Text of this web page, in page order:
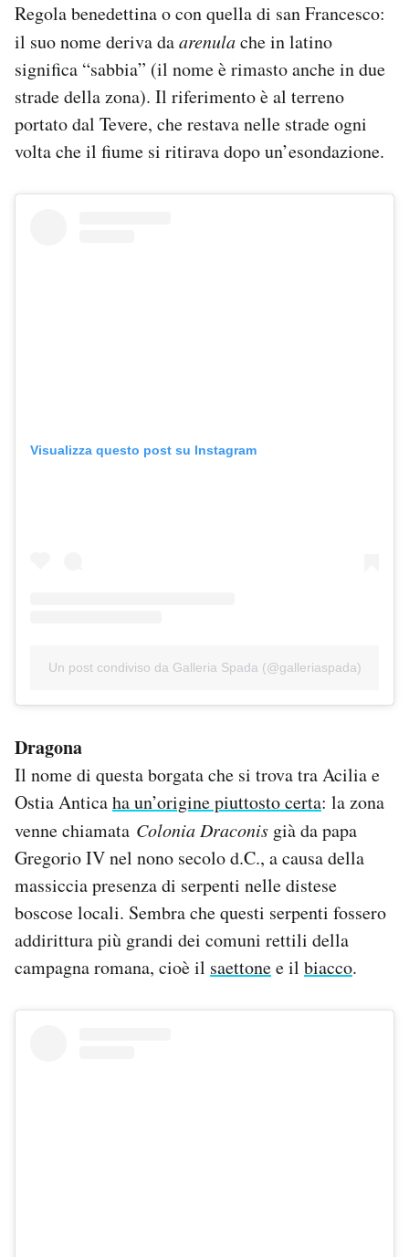
Regola benedettina o con quella di san Francesco:
il suo nome deriva daarenulache in latino
significa “sabbia” (il nome è rimasto anche in due
strade della zona). Il riferimento è al terreno
portato dal Tevere, che restava nelle strade ogni
volta che il fiume si ritirava dopo un’esondazione.
Visualizza questo post su Instagram
Un post condiviso da Galleria Spada (@galleriaspada)
Dragona
Il nome di questa borgata che si trova tra Acilia e
Ostia Anticaha un’origine piuttosto certa: la zona
venne chiamata Colonia Draconis già da papa
Gregorio IV nel nono secolo d.C., a causa della
massiccia presenza di serpenti nelle distese
boscose locali. Sembra che questi serpenti fossero
addirittura più grandi dei comuni rettili della
campagna romana, cioè il saettonee il biacco.